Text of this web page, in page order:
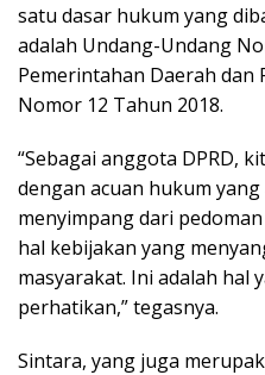
satu dasar hukum yang
adalah Undang-Undang
Pemerintahan Daerah dan
Nomor 12 Tahun 2018.
“Sebagai anggota DPRD,
dengan acuan hukum
menyimpang dari
hal kebijakan yang
masyarakat. Ini adalah hal
perhatikan,” tegasnya.
Sintara, yang juga